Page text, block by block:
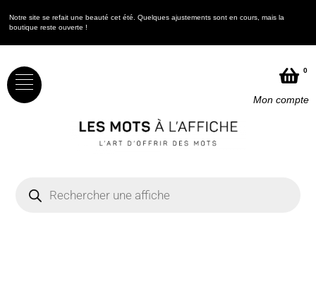
Notre site se refait une beauté cet été. Quelques ajustements sont en cours, mais la
boutique reste ouverte !
0
Mon compte